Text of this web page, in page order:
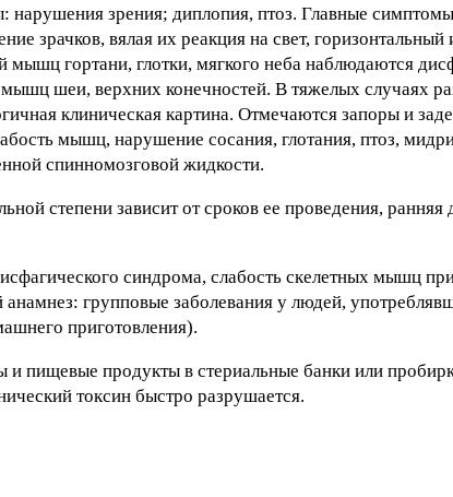
нарушения зрения; диплопия, птоз. Главные
зрачков, вялая их реакция на свет, горизонтальный
гортани, глотки, мягкого неба наблюдаются
шеи, верхних конечностей. В тяжелых случаях
клиническая картина. Отмечаются запоры и
мышц, нарушение сосания, глотания, птоз,
спинномозговой жидкости.
степени зависит от сроков ее проведения, ранняя
синдрома, слабость скелетных мышц
групповые заболевания у людей,
приготовления).
и пищевые продукты в стериальные банки или
токсин быстро разрушается.